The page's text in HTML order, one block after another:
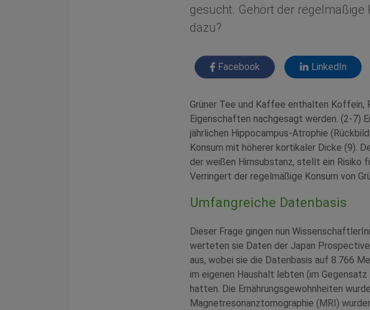
gesucht. Gehört der
dazu?
Facebook LinkedIn
Grüner Tee und Kaffee enthalten Koffein,
Eigenschaften nachgesagt werden. (2-7)
jährlichen Hippocampus-Atrophie
Konsum mit höherer kortikaler Dicke (9).
der weißen Hirnsubstanz, stellt ein Risiko
Verringert der regelmäßige Konsum von
Umfangreiche Datenbasis
Dieser Frage gingen nun
werteten sie Daten der Japan
aus, wobei sie die Datenbasis auf 8.766
im eigenen Haushalt lebten (im
hatten. Die Ernährungsgewohnheiten
Magnetresonanztomographie (MRI)